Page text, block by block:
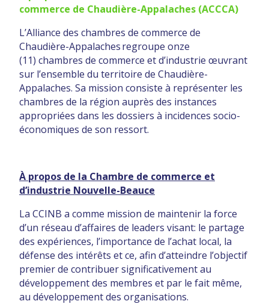
commerce de Chaudière-Appalaches (ACCCA)
L’Alliance des chambres de commerce de
Chaudière-Appalaches regroupe onze
(11) chambres de commerce et d’industrie œuvrant
sur l’ensemble du territoire de Chaudière-
Appalaches. Sa mission consiste à représenter les
chambres de la région auprès des instances
appropriées dans les dossiers à incidences socio-
économiques de son ressort.
À propos de la Chambre de commerce et
d’industrie Nouvelle-Beauce
La CCINB a comme mission de maintenir la force
d’un réseau d’affaires de leaders visant: le partage
des expériences, l’importance de l’achat local, la
défense des intérêts et ce, afin d’atteindre l’objectif
premier de contribuer significativement au
développement des membres et par le fait même,
au développement des organisations.